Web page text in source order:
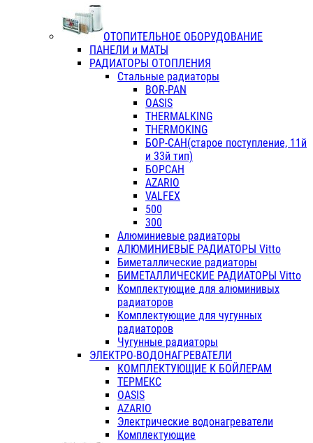
ОТОПИТЕЛЬНОЕ ОБОРУДОВАНИЕ
ПАНЕЛИ и МАТЫ
РАДИАТОРЫ ОТОПЛЕНИЯ
Стальные радиаторы
BOR-PAN
OASIS
THERMALKING
THERMOKING
БОР-САН(старое поступление, 11й
и 33й тип)
БОРСАН
AZARIO
VALFEX
500
300
Алюминиевые радиаторы
АЛЮМИНИЕВЫЕ РАДИАТОРЫ Vitto
Биметаллические радиаторы
БИМЕТАЛЛИЧЕСКИЕ РАДИАТОРЫ Vitto
Комплектующие для алюминивых
радиаторов
Комплектующие для чугунных
радиаторов
Чугунные радиаторы
ЭЛЕКТРО-ВОДОНАГРЕВАТЕЛИ
КОМПЛЕКТУЮЩИЕ К БОЙЛЕРАМ
ТЕРМЕКС
OASIS
AZARIO
Электрические водонагреватели
Комплектующие